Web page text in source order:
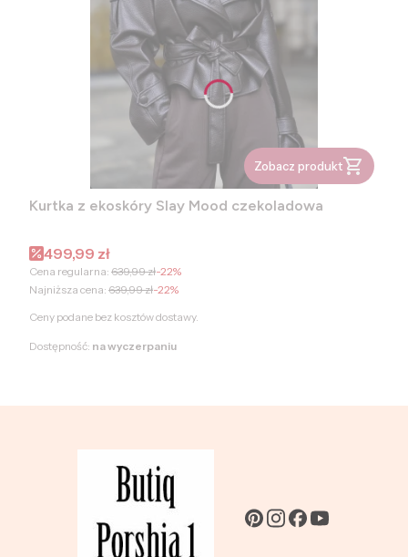
Zobacz produkt
Kurtka z ekoskóry Slay Mood czekoladowa
Cena promocyjna
499,99 zł
Cena regularna: 639,99 zł-22%
Najniższa cena: 639,99 zł-22%
Ceny podane bez kosztów dostawy.
Dostępność: na wyczerpaniu